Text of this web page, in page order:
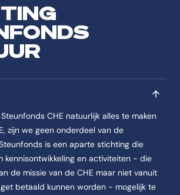
CHE natuurlijk alles te maken
zijn we geen onderdeel van de
is een aparte stichting die
kennisontwikkeling en activiteiten - die
de missie van de CHE maar niet vanuit
betaald kunnen worden - mogelijk te